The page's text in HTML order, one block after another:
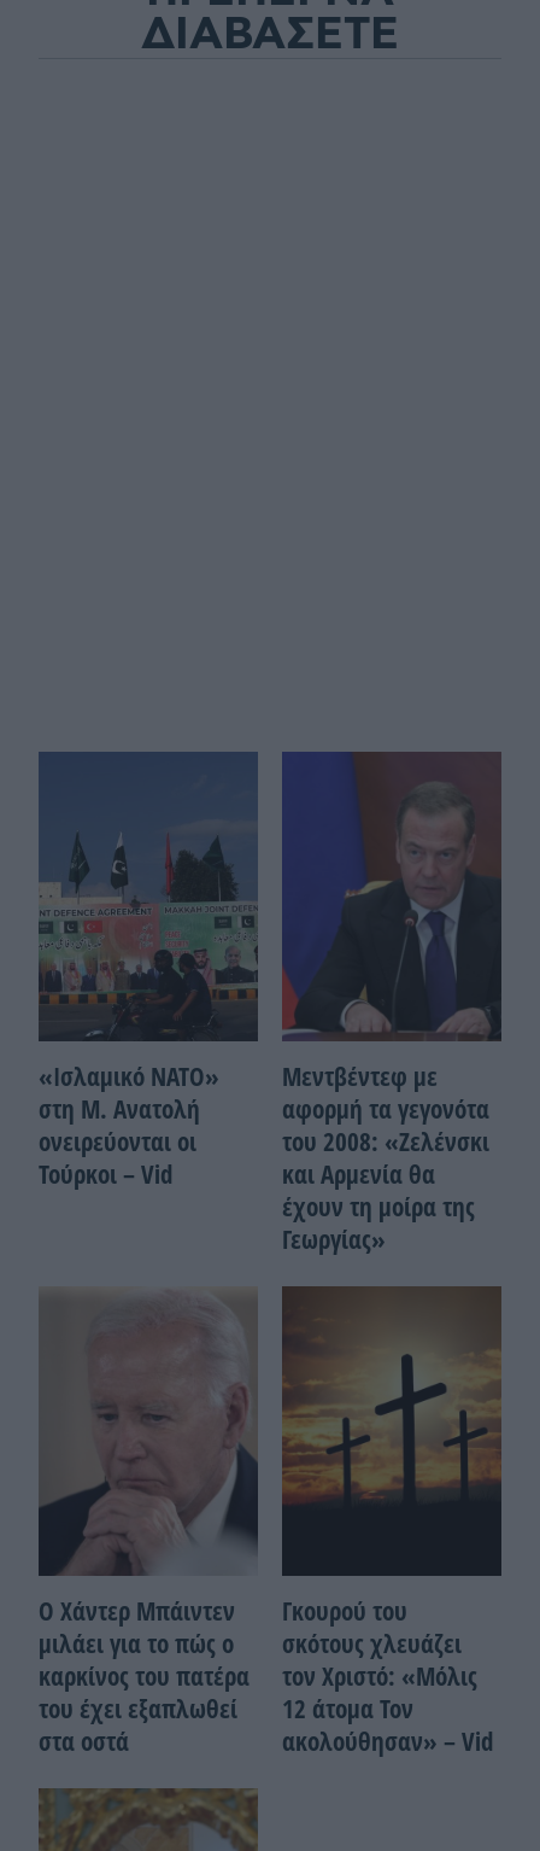
ΔΙΑΒΑΣΕΤΕ
«Ισλαμικό ΝΑΤΟ»
στη Μ. Ανατολή
ονειρεύονται οι
Τούρκοι – Vid
Μεντβέντεφ με
αφορμή τα γεγονότα
του 2008: «Ζελένσκι
και Αρμενία θα
έχουν τη μοίρα της
Γεωργίας»
Ο Χάντερ Μπάιντεν
μιλάει για το πώς ο
καρκίνος του πατέρα
του έχει εξαπλωθεί
στα οστά
Γκουρού του
σκότους χλευάζει
τον Χριστό: «Μόλις
12 άτομα Τον
ακολούθησαν» – Vid